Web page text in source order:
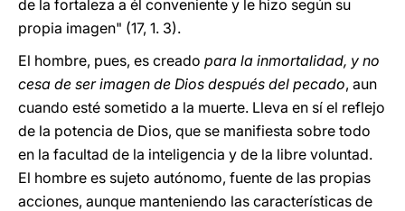
de la fortaleza a él conveniente y le hizo según su
propia imagen" (17, 1. 3).
El hombre, pues, es creado para la inmortalidad, y no
cesa de ser imagen de Dios después del pecado, aun
cuando esté sometido a la muerte. Lleva en sí el reflejo
de la potencia de Dios, que se manifiesta sobre todo
en la facultad de la inteligencia y de la libre voluntad.
El hombre es sujeto autónomo, fuente de las propias
acciones, aunque manteniendo las características de